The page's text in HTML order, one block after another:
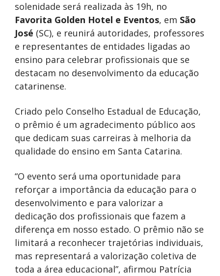
solenidade será realizada às 19h, no
Favorita Golden Hotel e Eventos, em São
José (SC), e reunirá autoridades, professores
e representantes de entidades ligadas ao
ensino para celebrar profissionais que se
destacam no desenvolvimento da educação
catarinense.
Criado pelo Conselho Estadual de Educação,
o prêmio é um agradecimento público aos
que dedicam suas carreiras à melhoria da
qualidade do ensino em Santa Catarina.
“O evento será uma oportunidade para
reforçar a importância da educação para o
desenvolvimento e para valorizar a
dedicação dos profissionais que fazem a
diferença em nosso estado. O prêmio não se
limitará a reconhecer trajetórias individuais,
mas representará a valorização coletiva de
toda a área educacional”, afirmou Patrícia